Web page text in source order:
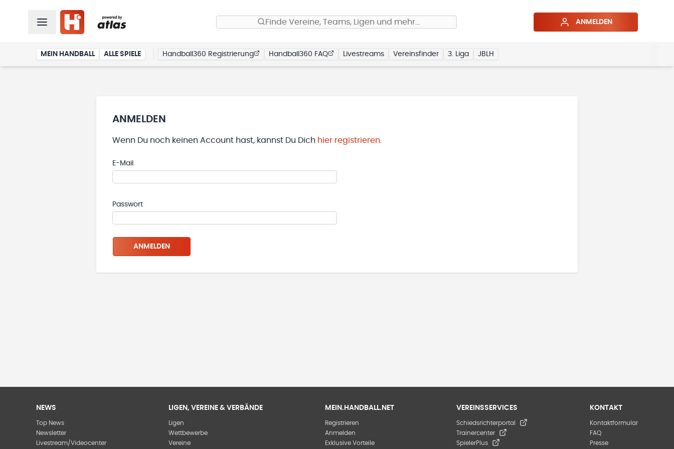
Finde Vereine, Teams, Ligen und mehr… ANMELDEN
MEIN HANDBALL ALLE SPIELE Handball360 Registrierung Handball360 FAQ Livestreams Vereinsfinder 3. Liga JBLH
ANMELDEN
Wenn Du noch keinen Account hast, kannst Du Dich hier registrieren
E-Mail
Passwort
ANMELDEN
NEWS
Top News
Newsletter
Livestream/Videocenter
LIGEN, VEREINE & VERBÄNDE
Ligen
Wettbewerbe
Vereine
MEIN.HANDBALL.NET
Registrieren
Anmelden
Exklusive Vorteile
VEREINSSERVICES
Schiedsrichterportal
Trainercenter
SpielerPlus
KONTAKT
Kontaktformular
FAQ
Presse